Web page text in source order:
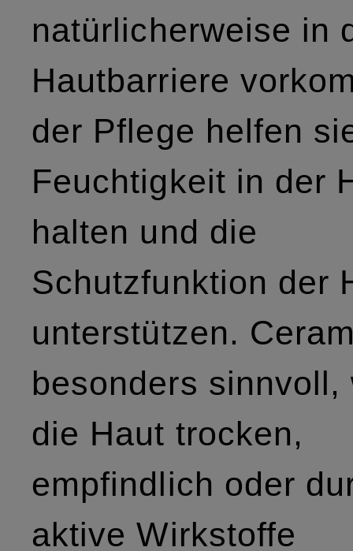
natürlicherweise in
Hautbarriere
der Pflege helfen
Feuchtigkeit in der
halten und die
Schutzfunktion der
unterstützen.
besonders sinnvoll,
die Haut trocken,
empfindlich oder
aktive Wirkstoffe